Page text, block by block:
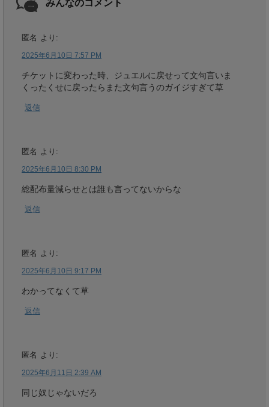
みんなのコメント
匿名 より:
2025年6月10日 7:57 PM
チケットに変わった時、ジュエルに戻せって文句言いま
くったくせに戻ったらまた文句言うのガイジすぎて草
返信
匿名 より:
2025年6月10日 8:30 PM
総配布量減らせとは誰も言ってないからな
返信
匿名 より:
2025年6月10日 9:17 PM
わかってなくて草
返信
匿名 より:
2025年6月11日 2:39 AM
同じ奴じゃないだろ